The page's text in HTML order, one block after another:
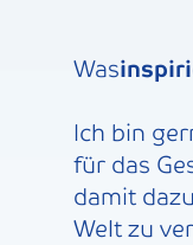
‍Was
Ich bin
für das
damit
Welt zu